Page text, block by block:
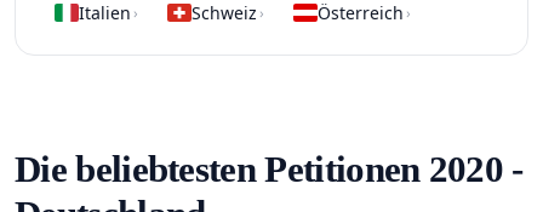
Italien › Schweiz › Österreich ›
Die beliebtesten Petitionen 2020 -